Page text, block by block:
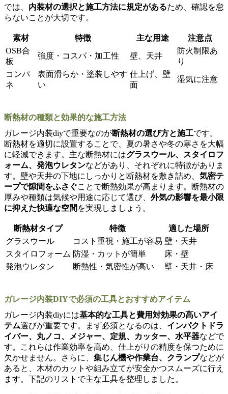
では、 内装材の選択と施工方法に規定があるため、確認を怠
らないことが大切です。
素材 特徴 主な用途
注意点
OSB合
板
強度・コスパ・加工性 壁、天井
防火制限あ
り
コンパ
ネ
表面滑らか・塗装しやす
い
仕上げ、壁
面
湿気に注意
断熱材の種類と効果的な施工方法
ガレージ内装diyで重要なのが断熱材の選び方と施工です。
断熱材を適切に設置することで、夏の暑さや冬の寒さを大幅
に軽減できます。主な断熱材にはグラスウール、スタイロフ
ォーム、発泡ウレタンなどがあり、それぞれに特徴がありま
す。壁や天井の下地にしっかりと断熱材を敷き詰め、 気密テ
ープで隙間をふさぐことで断熱効果が高まります。断熱材の
厚みや種類は気候や用途に応じて選び、 外気の影響を最小限
に抑えた快適な空間 を実現しましょう。
断熱材タイプ 特徴
適した場所
グラスウール
コスト重視・施工が容易 壁・天井
スタイロフォーム 防湿・カットが簡単
床・壁
発泡ウレタン
断熱性・気密性が高い 壁・天井・床
ガレージ内装DIYで必須の工具とおすすめアイテム
ガレージ内装diyには基本的な工具と費用対効果の高いアイ
テム選びが重要です。まず必須となるのは、 インパクトドラ
イバー、丸ノコ、メジャー、定規、カッター、水平器などで
す。これらは作業効率を高め、仕上がりの精度を保つために
欠かせません。さらに、 集じん機や作業台、クランプなどが
あると、木材のカットや組み立てが安全かつスムーズに行え
ます。下記のリストで主な工具を整理しました。